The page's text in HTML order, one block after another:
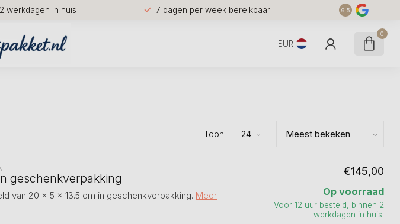
werkdagen in huis 7 dagen per week bereikbaar 9.5
EUR
0
Toon:
geschenkverpakking
van 20 x 5 x 13.5 cm in geschenkverpakking. Meer
€145,00
Op voorraad
Voor 12 uur besteld, binnen 2
werkdagen in huis.